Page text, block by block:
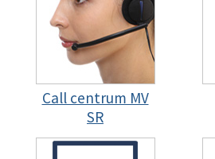
Call centrum MV
SR